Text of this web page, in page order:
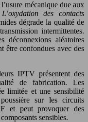
mécanique due aux
L’oxydation des contacts
dégrade la qualité de
intermittentes.
déconnexions aléatoires
être confondues avec des
IPTV présentent des
de fabrication. Les
limitée et une sensibilité
sur les circuits
et peut provoquer des
sensibles.